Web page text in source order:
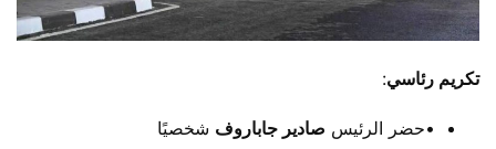
​تكريم رئاسي​​:
•حضر الرئيس ​ ​صادير جاباروف​ ​ شخصيًا